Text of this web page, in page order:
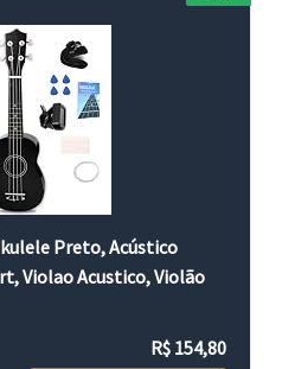
Preto, Acústico
Violao Acustico, Violão
R$ 154,80